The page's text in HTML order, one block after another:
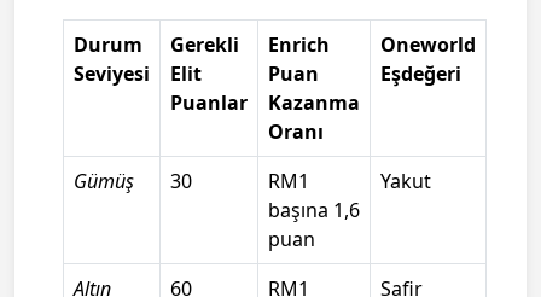
Durum
Seviyesi
Gerekli
Elit
Puanlar
Enrich
Puan
Kazanma
Oranı
Oneworld
Eşdeğeri
Gümüş 30
RM1
başına 1,6
puan
Yakut
Altın 60
RM1
Safir